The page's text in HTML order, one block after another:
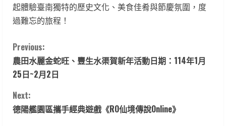
起體驗臺南獨特的歷史文化、美食佳肴與節慶氛圍，度
過難忘的旅程！
C
o
n
t
Previous:
農田水麗金蛇旺、豐生水渠賀新年活動日期：114年1月
25日~2月2日
Next:
德陽艦園區攜手經典遊戲《RO仙境傳說Online》